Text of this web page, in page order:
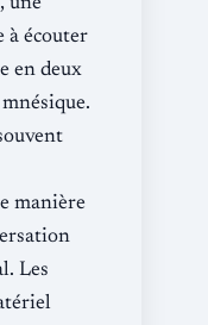
une
à écouter
en deux
manière
Les